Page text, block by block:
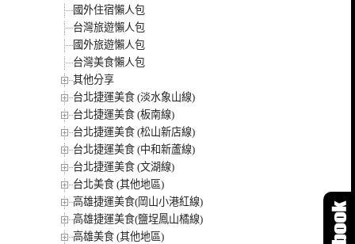
國外住宿懶人包
台灣旅遊懶人包
國外旅遊懶人包
台灣美食懶人包
其他分享
台北捷運美食 (淡水象山線)
台北捷運美食 (板南線)
台北捷運美食 (松山新店線)
台北捷運美食 (中和新蘆線)
台北捷運美食 (文湖線)
台北美食 (其他地區)
高雄捷運美食(岡山小港紅線)
高雄捷運美食(鹽埕鳳山橘線)
高雄美食 (其他地區)